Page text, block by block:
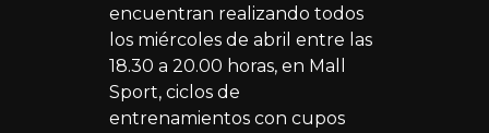
encuentran realizando todos
los miércoles de abril entre las
18.30 a 20.00 horas, en Mall
Sport, ciclos de
entrenamientos con cupos